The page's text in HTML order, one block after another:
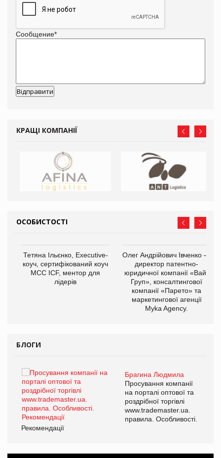
Сообщение*
КРАЩІ КОМПАНІЇ
ОСОБИСТОСТІ
Тетяна Ільєнко, Executive-
коуч, сертифікований коуч
МСС ICF, ментор для
лідерів
Олег Андрійович Івченко —
директор патентно-
юридичної компанії «Вайз
Груп», консалтингової
компанії «Парето» та
маркетингової агенції
Myka Agency.
БЛОГИ
Брагина Людмила
Просування компанії
на порталі оптової та
роздрібної торгівлі
www.trademaster.ua.
правила. Особливості.
Рекомендації